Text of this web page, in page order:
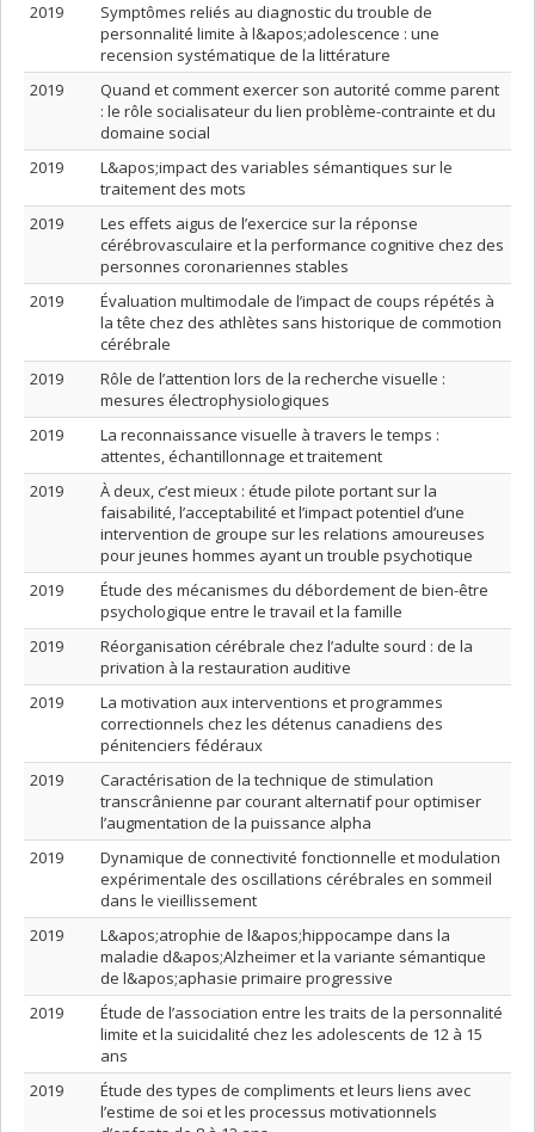
2019
Symptômes reliés au diagnostic du trouble de
personnalité limite à l&apos;adolescence : une
recension systématique de la littérature
2019
Quand et comment exercer son autorité comme parent
: le rôle socialisateur du lien problème-contrainte et du
domaine social
2019
L&apos;impact des variables sémantiques sur le
traitement des mots
2019
Les effets aigus de l’exercice sur la réponse
cérébrovasculaire et la performance cognitive chez des
personnes coronariennes stables
2019
Évaluation multimodale de l’impact de coups répétés à
la tête chez des athlètes sans historique de commotion
cérébrale
2019
Rôle de l’attention lors de la recherche visuelle :
mesures électrophysiologiques
2019
La reconnaissance visuelle à travers le temps :
attentes, échantillonnage et traitement
2019
À deux, c’est mieux : étude pilote portant sur la
faisabilité, l’acceptabilité et l’impact potentiel d’une
intervention de groupe sur les relations amoureuses
pour jeunes hommes ayant un trouble psychotique
2019
Étude des mécanismes du débordement de bien-être
psychologique entre le travail et la famille
2019
Réorganisation cérébrale chez l’adulte sourd : de la
privation à la restauration auditive
2019
La motivation aux interventions et programmes
correctionnels chez les détenus canadiens des
pénitenciers fédéraux
2019
Caractérisation de la technique de stimulation
transcrânienne par courant alternatif pour optimiser
l’augmentation de la puissance alpha
2019
Dynamique de connectivité fonctionnelle et modulation
expérimentale des oscillations cérébrales en sommeil
dans le vieillissement
2019
L&apos;atrophie de l&apos;hippocampe dans la
maladie d&apos;Alzheimer et la variante sémantique
de l&apos;aphasie primaire progressive
2019
Étude de l’association entre les traits de la personnalité
limite et la suicidalité chez les adolescents de 12 à 15
ans
2019
Étude des types de compliments et leurs liens avec
l’estime de soi et les processus motivationnels